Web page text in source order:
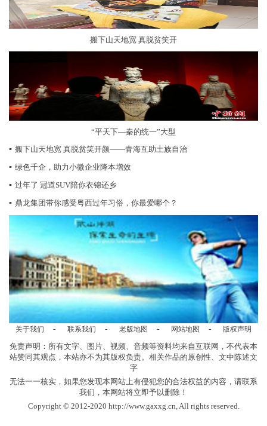
搬下山天地宽 真脱贫笑开
“平天下—秦的统一”大型
▪ 搬下山天地宽 真脱贫笑开颜——青海互助土族自治
▪ 绿色千企，助力小微企业降本增效
▪ 过年了 冠道SUV陪你衣锦还乡
▪ 鼎龙集团带你感受粤西过年习俗，你最爱哪个？
关于我们 - 联系我们 - 老版地图 - 网站地图 - 版权声明
免责声明：所有文字、图片、视频、音频等资料均来自互联网，不代表本
站赞同其观点，本站亦不为其版权负责。相关作品的原创性、文中陈述文
字
无法一一核实，如果您发现本网站上有侵犯您的合法权益的内容，请联系
我们，本网站将立即予以删除！
Copyright © 2012-2020 http://www.gaxxg.cn, All rights reserved.